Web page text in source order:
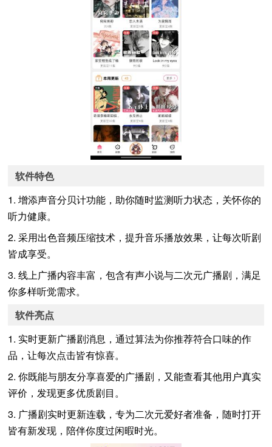
软件特色
1. 增添声音分贝计功能，助你随时监测听力状态，关怀你的
听力健康。
2. 采用出色音频压缩技术，提升音乐播放效果，让每次听剧
皆成享受。
3. 线上广播内容丰富，包含有声小说与二次元广播剧，满足
你多样听觉需求。
软件亮点
1. 实时更新广播剧消息，通过算法为你推荐符合口味的作
品，让每次点击皆有惊喜。
2. 你既能与朋友分享喜爱的广播剧，又能查看其他用户真实
评价，发现更多优质剧目。
3. 广播剧实时更新连载，专为二次元爱好者准备，随时打开
皆有新发现，陪伴你度过闲暇时光。